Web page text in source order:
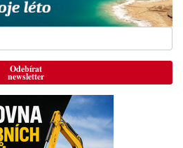
Odebírat
newsletter